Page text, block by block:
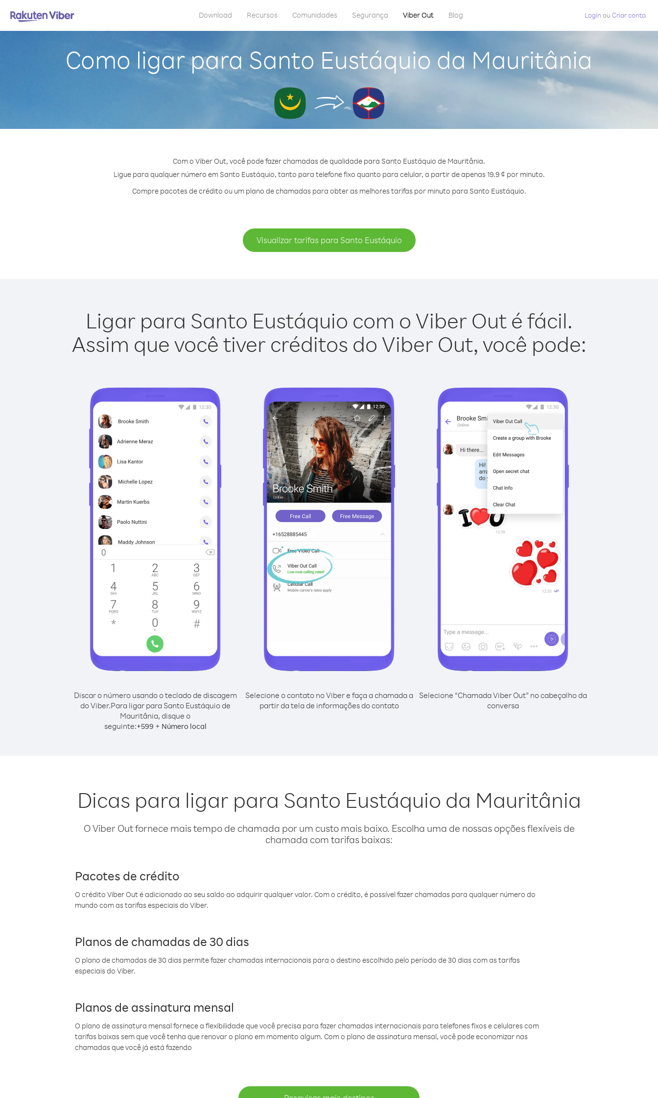
Download Recursos Comunidades Segurança Viber Out Blog Login ou Criar conta
Como ligar para Santo Eustáquio da Mauritânia
Com o Viber Out, você pode fazer chamadas de qualidade para Santo Eustáquio de Mauritânia.
Ligue para qualquer número em Santo Eustáquio, tanto para telefone fixo quanto para celular, a partir de apenas 19.9 ¢ por minuto.
Compre pacotes de crédito ou um plano de chamadas para obter as melhores tarifas por minuto para Santo Eustáquio.
Visualizar tarifas para Santo Eustáquio
Ligar para Santo Eustáquio com o Viber Out é fácil.
Assim que você tiver créditos do Viber Out, você pode:
Discar o número usando o teclado de discagem
do Viber.Para ligar para Santo Eustáquio de
Mauritânia, disque o
seguinte:+599 + Número local
Selecione o contato no Viber e faça a chamada a
partir da tela de informações do contato
Selecione “Chamada Viber Out” no cabeçalho da
conversa
Dicas para ligar para Santo Eustáquio da Mauritânia
O Viber Out fornece mais tempo de chamada por um custo mais baixo. Escolha uma de nossas opções flexíveis de
chamada com tarifas baixas:
Pacotes de crédito
O crédito Viber Out é adicionado ao seu saldo ao adquirir qualquer valor. Com o crédito, é possível fazer chamadas para qualquer número do
mundo com as tarifas especiais do Viber.
Planos de chamadas de 30 dias
O plano de chamadas de 30 dias permite fazer chamadas internacionais para o destino escolhido pelo período de 30 dias com as tarifas
especiais do Viber.
Planos de assinatura mensal
O plano de assinatura mensal fornece a flexibilidade que você precisa para fazer chamadas internacionais para telefones fixos e celulares com
tarifas baixas sem que você tenha que renovar o plano em momento algum. Com o plano de assinatura mensal, você pode economizar nas
chamadas que você já está fazendo